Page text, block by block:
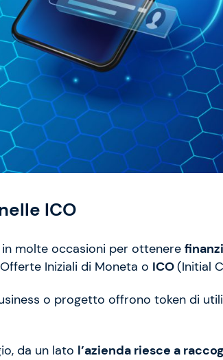
ICO
molte occasioni per ottenere
Iniziali di Moneta o ICO(Initial
o progetto offrono token di
da un lato l’azienda riesce a